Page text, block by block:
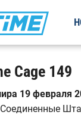
Cage 149
19 февраля
Соединенные